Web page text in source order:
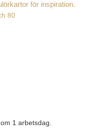
för inspiration.
80
1 arbetsdag.